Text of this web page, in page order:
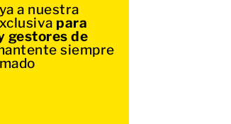
a nuestra
para
gestores de
siempre